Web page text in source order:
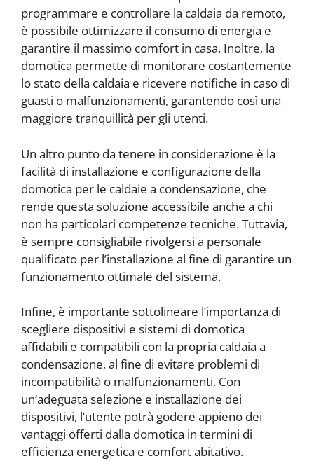
programmare e controllare la caldaia da remoto,
è possibile ottimizzare il consumo di energia e
garantire il massimo comfort in casa. Inoltre, la
domotica permette di monitorare costantemente
lo stato della caldaia e ricevere notifiche in caso di
guasti o malfunzionamenti, garantendo così una
maggiore tranquillità per gli utenti.
Un altro punto da tenere in considerazione è la
facilità di installazione e configurazione della
domotica per le caldaie a condensazione, che
rende questa soluzione accessibile anche a chi
non ha particolari competenze tecniche. Tuttavia,
è sempre consigliabile rivolgersi a personale
qualificato per l’installazione al fine di garantire un
funzionamento ottimale del sistema.
Infine, è importante sottolineare l’importanza di
scegliere dispositivi e sistemi di domotica
affidabili e compatibili con la propria caldaia a
condensazione, al fine di evitare problemi di
incompatibilità o malfunzionamenti. Con
un’adeguata selezione e installazione dei
dispositivi, l’utente potrà godere appieno dei
vantaggi offerti dalla domotica in termini di
efficienza energetica e comfort abitativo.